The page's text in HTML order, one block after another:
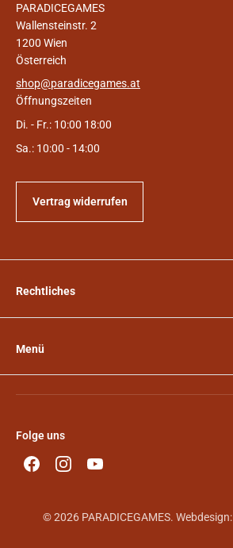
PARADICEGAMES
Wallensteinstr. 2
1200 Wien
Österreich
shop@paradicegames.at
Öffnungszeiten
Di. - Fr.: 10:00 18:00
Sa.: 10:00 - 14:00
Vertrag widerrufen
Rechtliches
Menü
Folge uns
© 2026 PARADICEGAMES. Webdesign: